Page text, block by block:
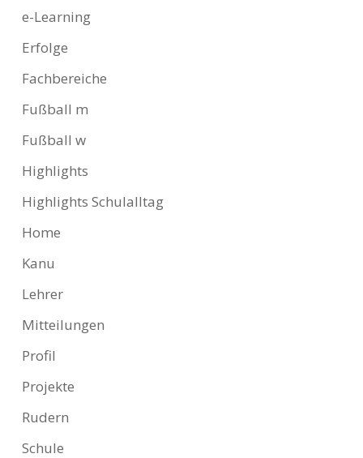
e-Learning
Erfolge
Fachbereiche
Fußball m
Fußball w
Highlights
Highlights Schulalltag
Home
Kanu
Lehrer
Mitteilungen
Profil
Projekte
Rudern
Schule